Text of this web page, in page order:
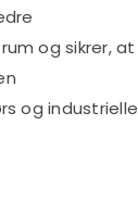
og sikrer, at
og industrielle